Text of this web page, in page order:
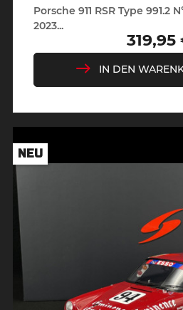
Porsche 911 RSR Type 991.2
2023...
319,95
IN DEN
NEU